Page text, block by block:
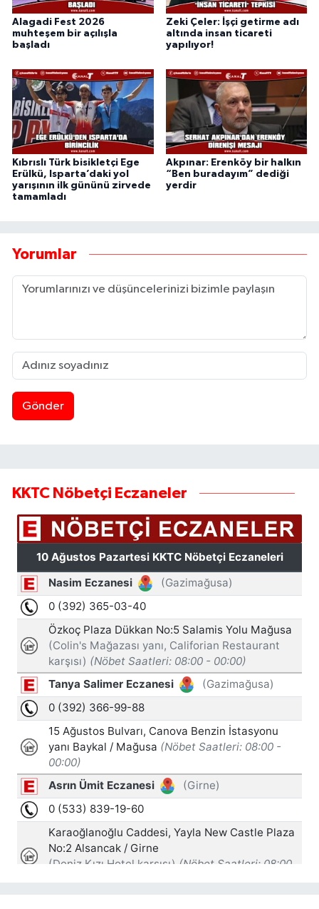
Alagadi Fest 2026
muhteşem bir açılışla
başladı
Zeki Çeler: İşçi getirme adı
altında insan ticareti
yapılıyor!
Kıbrıslı Türk bisikletçi Ege
Erülkü, Isparta’daki yol
yarışının ilk gününü zirvede
tamamladı
Akpınar: Erenköy bir halkın
“Ben buradayım” dediği
yerdir
Yorumlar
Gönder
KKTC Nöbetçi Eczaneler